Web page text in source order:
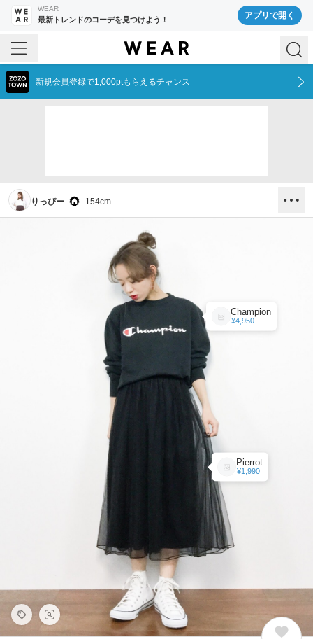
WEAR
最新トレンドのコーデを見つけよう！ アプリで開く
新規会員登録で1,000ptもらえるチャンス
りっぴー 154cm
Champion
¥4,950
Pierrot
¥1,990